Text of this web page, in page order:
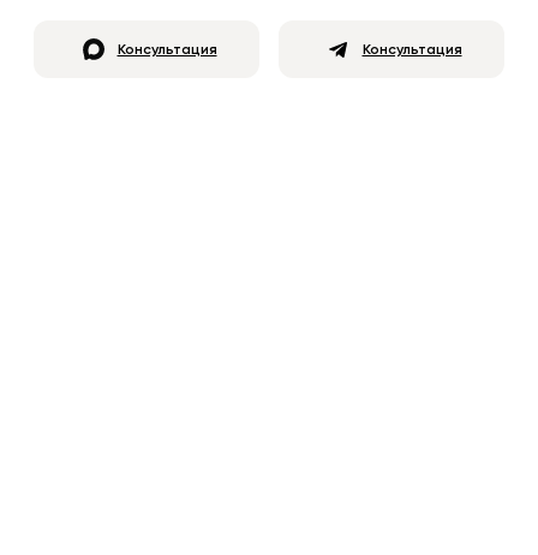
Консультация Консультация